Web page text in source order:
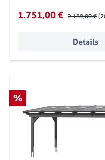
Verkaufspreis:
1.751,00 € Regulärer
2.189,00 €
Details
Rabatt
%